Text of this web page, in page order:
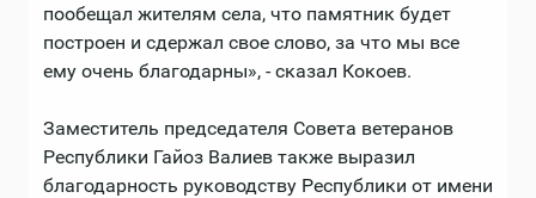
пообещал жителям села, что памятник будет
построен и сдержал свое слово, за что мы все
ему очень благодарны», - сказал Кокоев.
Заместитель председателя Совета ветеранов
Республики Гайоз Валиев также выразил
благодарность руководству Республики от имени